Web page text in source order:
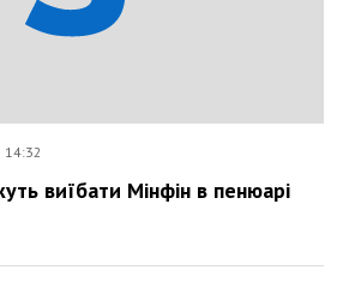
14:32
виїбати Мінфін в пенюарі